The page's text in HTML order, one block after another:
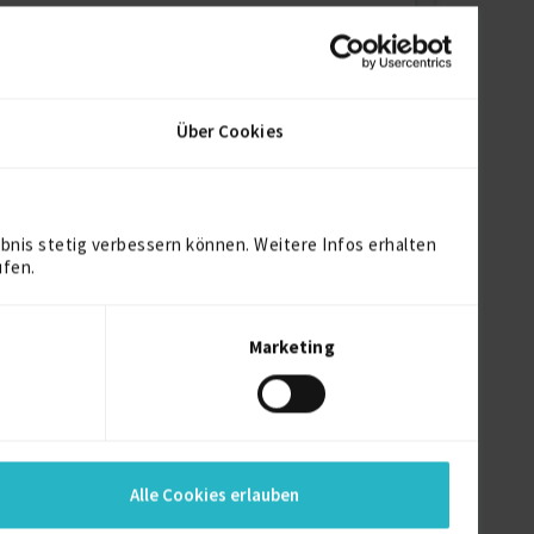
Über Cookies
stetig verbessern können. Weitere Infos erhalten
Marketing
Alle Cookies erlauben
sowie arbeitsrechtlich geprägten HR-
hin zur Begleitung arbeitsgerichtlicher
professionalisiert.